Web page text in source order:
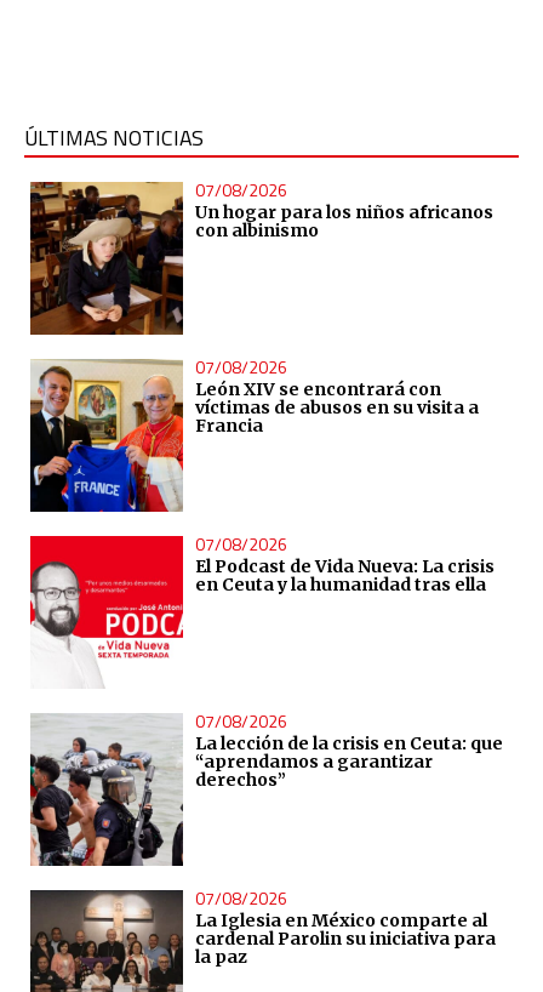
ÚLTIMAS NOTICIAS
07/08/2026
Un hogar para los niños africanos
con albinismo
07/08/2026
León XIV se encontrará con
víctimas de abusos en su visita a
Francia
07/08/2026
El Podcast de Vida Nueva: La crisis
en Ceuta y la humanidad tras ella
07/08/2026
La lección de la crisis en Ceuta: que
“aprendamos a garantizar
derechos”
07/08/2026
La Iglesia en México comparte al
cardenal Parolin su iniciativa para
la paz